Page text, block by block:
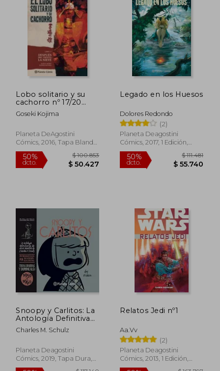
50%
dcto.
$ 103.488
$ 51.744
50% $
Lobo solitario y su
cachorro nº 17/20
(Nueva edición)
Goseki Kojima
Planeta DeAgostini
Cómics, 2016, Tapa Blanda,
Nuevo
Legado en los Huesos
Dolores Redondo
(2)
Planeta Deagostini
Cómics, 2017, 1 Edición,
Tapa Dura, Nuevo
50%
dcto.
Snoopy y Carlitos: La
Antología Definitiva
de la Obra Maestra de
Charles m. Schulz,
Charles M. Schulz
Planeta Deagostini
Cómics, 2019, Tapa Dura,
Nuevo
Relatos Jedi nº1
Aa.Vv
(2)
Planeta Deagostini
Cómics, 2013, 1 Edición,
Tapa Dura, Nuevo